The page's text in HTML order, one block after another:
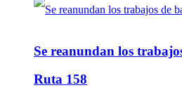
Se reanundan los
Ruta 158